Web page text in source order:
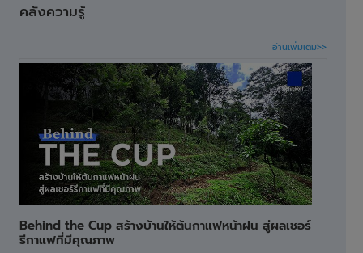
คลังความรู้
อ่านเพิ่มเติม>>
Behind the Cup สร้างบ้านให้ต้นกาแฟหน้าฝน สู่ผลเชอร์
รีกาแฟที่มีคุณภาพ